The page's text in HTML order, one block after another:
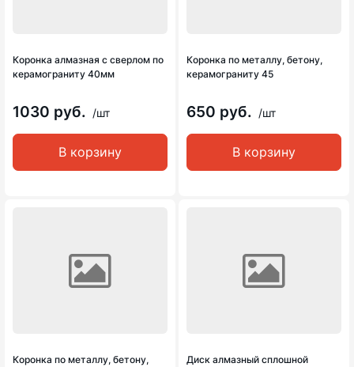
Коронка алмазная с сверлом по
керамограниту 40мм
1030 руб. /шт
В корзину
Коронка по металлу, бетону,
керамограниту 45
650 руб. /шт
В корзину
Коронка по металлу, бетону,
Диск алмазный сплошной